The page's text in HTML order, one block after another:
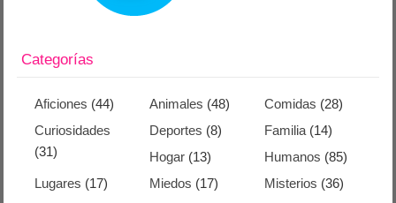
Categorías
Aficiones (44) Animales (48) Comidas (28)
Curiosidades
(31)
Deportes (8) Familia(14)
Hogar (13) Humanos (85)
Lugares (17) Miedos (17) Misterios (36)